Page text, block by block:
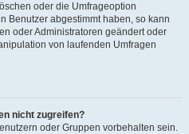
oder die Umfrageoption
Benutzer abgestimmt haben, so kann
oder Administratoren geändert oder
von laufenden Umfragen
nicht zugreifen?
oder Gruppen vorbehalten sein.